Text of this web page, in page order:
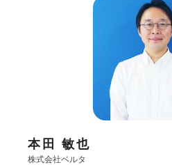
本田 敏也
株式会社ベルタ